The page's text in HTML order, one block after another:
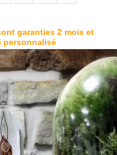
garanties 2 mois et
personnalisé